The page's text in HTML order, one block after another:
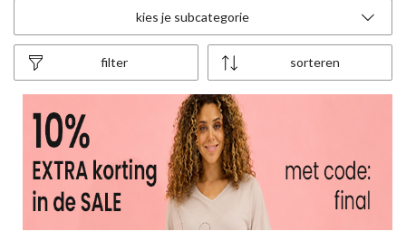
kies je subcategorie
sorteren
filter